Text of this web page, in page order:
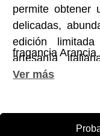
permite obtener
delicadas,
edición
artesanía
chispeantes
se presenta
fragancia